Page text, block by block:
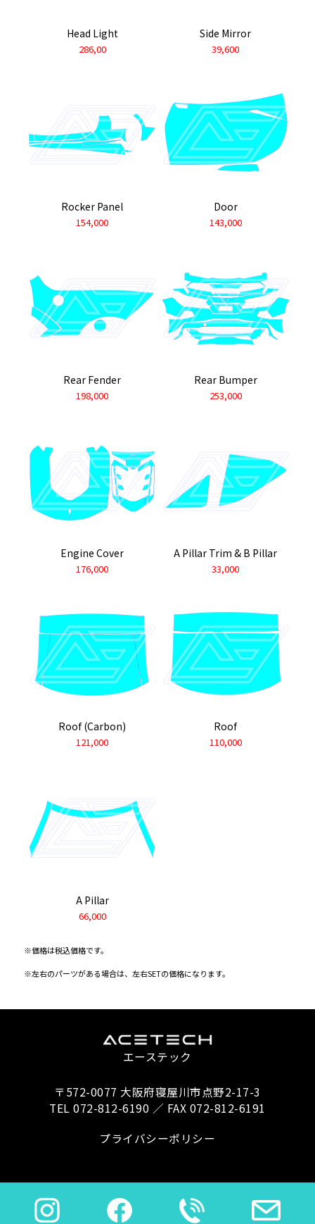
Head Light
286,00
Side Mirror
39,600
Rocker Panel
154,000
Door
143,000
Rear Fender
198,000
Rear Bumper
253,000
Engine Cover
176,000
A Pillar Trim & B Pillar
33,000
Roof (Carbon)
121,000
Roof
110,000
A Pillar
66,000
※価格は税込価格です。
※左右のパーツがある場合は、左右SETの価格になります。
エーステック
〒572-0077 大阪府寝屋川市点野2-17-3
TEL 072-812-6190 ／ FAX 072-812-6191
プライバシーポリシー